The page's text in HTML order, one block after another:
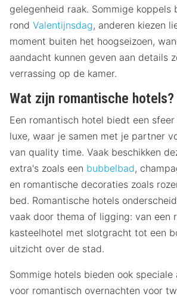
gelegenheid raak. Sommige koppels
rond Valentijnsdag, anderen kiezen
moment buiten het hoogseizoen,
aandacht kunnen geven aan details
verrassing op de kamer.
Wat zijn romantische hotels?
Een romantisch hotel biedt een
luxe, waar je samen met je partner
van quality time. Vaak beschikken
extra's zoals een bubbelbad,
en romantische decoraties zoals
bed. Romantische hotels
vaak door thema of ligging: van een
kasteelhotel met slotgracht tot een
uitzicht over de stad.
Sommige hotels bieden ook speciale
voor romantisch overnachten voor